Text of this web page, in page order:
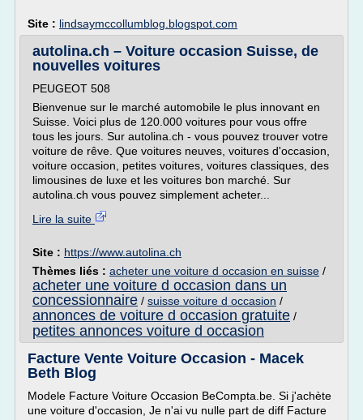
Site : lindsaymccollumblog.blogspot.com
autolina.ch – Voiture occasion Suisse, de
nouvelles voitures
PEUGEOT 508
Bienvenue sur le marché automobile le plus innovant en
Suisse. Voici plus de 120.000 voitures pour vous offre
tous les jours. Sur autolina.ch - vous pouvez trouver votre
voiture de rêve. Que voitures neuves, voitures d'occasion,
voiture occasion, petites voitures, voitures classiques, des
limousines de luxe et les voitures bon marché. Sur
autolina.ch vous pouvez simplement acheter...
Lire la suite
Site : https://www.autolina.ch
Thèmes liés : acheter une voiture d occasion en suisse /
acheter une voiture d occasion dans un
concessionnaire / suisse voiture d occasion /
annonces de voiture d occasion gratuite /
petites annonces voiture d occasion
Facture Vente Voiture Occasion - Macek
Beth Blog
Modele Facture Voiture Occasion BeCompta.be. Si j'achète
une voiture d'occasion, Je n'ai vu nulle part de diff Facture